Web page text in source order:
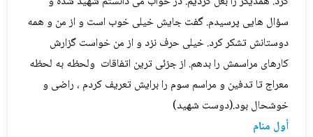
سؤال هایی پرسیدم. گفت جایش خیلی خوب است و از من و همه
دوستانش تشکر کرد. خیلی حرف نزد و از من خواست گزارش
کارهای مراسمش را بدهم. از جزئی ترین اتفاقات ولحظه به لحظه
معراج تا تدفین و مراسم سوم را برایش تعریف کردم ، راضی و
خوشحال بود.(دوست شهید)
أول منام